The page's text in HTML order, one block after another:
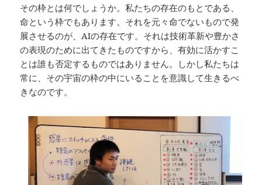
その枠とは何でしょうか。私たちの存在のもとである、
命という枠でもあります。それを元々命でないもので発
展させるのが、AIの存在です。それは技術革新や豊かさ
の表現のために出てきたものですから、有効に活かすこ
とは誰も否定するものではありません。しかし私たちは
常に、その宇宙の枠の中にいることを意識して生きるべ
きなのです。